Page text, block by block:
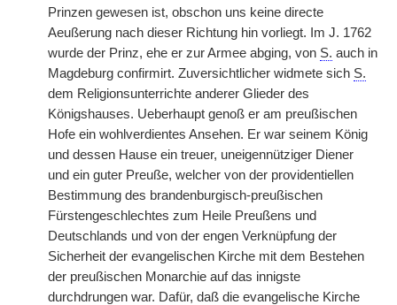
Prinzen gewesen ist, obschon uns keine directe
Aeußerung nach dieser Richtung hin vorliegt. Im J. 1762
wurde der Prinz, ehe er zur Armee abging, von S. auch in
Magdeburg confirmirt. Zuversichtlicher widmete sich S.
dem Religionsunterrichte anderer Glieder des
Königshauses. Ueberhaupt genoß er am preußischen
Hofe ein wohlverdientes Ansehen. Er war seinem König
und dessen Hause ein treuer, uneigennütziger Diener
und ein guter Preuße, welcher von der providentiellen
Bestimmung des brandenburgisch-preußischen
Fürstengeschlechtes zum Heile Preußens und
Deutschlands und von der engen Verknüpfung der
Sicherheit der evangelischen Kirche mit dem Bestehen
der preußischen Monarchie auf das innigste
durchdrungen war. Dafür, daß die evangelische Kirche